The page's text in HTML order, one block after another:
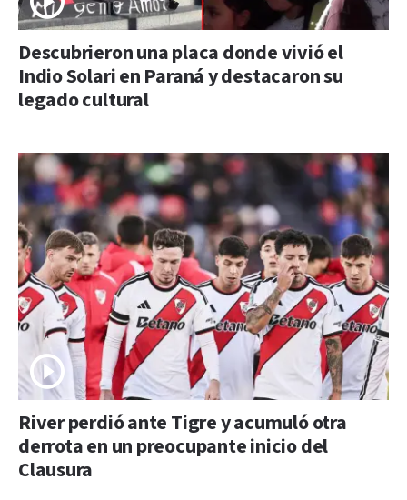
Descubrieron una placa donde vivió el
Indio Solari en Paraná y destacaron su
legado cultural
River perdió ante Tigre y acumuló otra
derrota en un preocupante inicio del
Clausura